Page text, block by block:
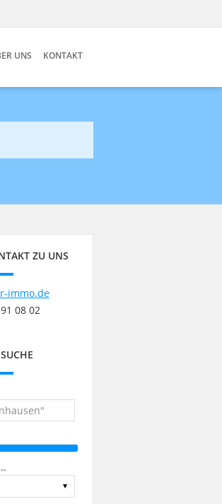
UNS KONTAKT
ZU UNS
immo.de
08 02